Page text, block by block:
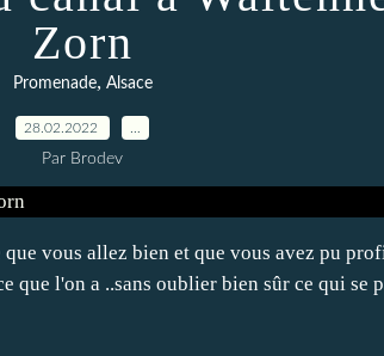
Zorn
Promenade, Alsace
28.02.2022
Par Brodev
vous allez bien et que vous avez pu
que l'on a ..sans oublier bien sûr ce qui se